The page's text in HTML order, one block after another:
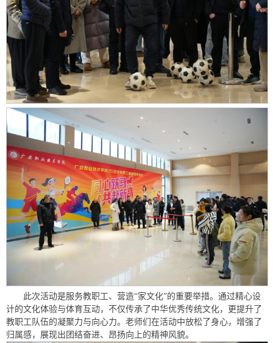
此次活动是服务教职工、营造“家文化”的重要举措。通过精心设
计的文化体验与体育互动，不仅传承了中华优秀传统文化，更提升了
教职工队伍的凝聚力与向心力。老师们在活动中放松了身心，增强了
归属感，展现出团结奋进、昂扬向上的精神风貌。